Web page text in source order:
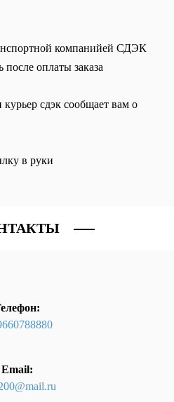
компанийей СДЭК
оплаты заказа
курьер сдэк сообщает вам о
в руки
Email: